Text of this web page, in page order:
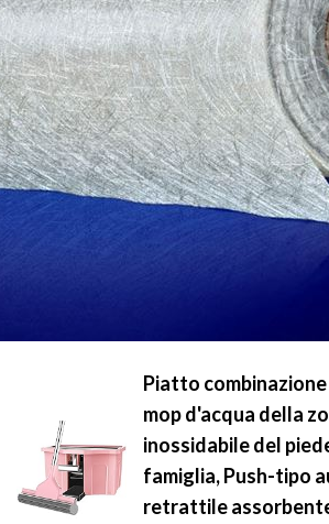
Piatto combinazione
mop d'acqua della
inossidabile del
famiglia, Push-tipo
retrattile